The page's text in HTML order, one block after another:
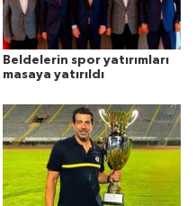
Beldelerin spor yatırımları
masaya yatırıldı